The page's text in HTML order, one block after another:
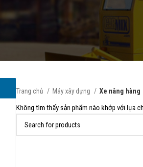
Trang chủ Máy xây dựng Xe nâng hàng
Không tìm thấy sản phẩm nào khớp với lựa